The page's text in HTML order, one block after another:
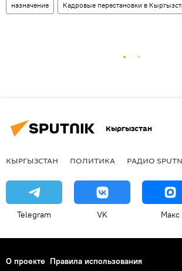
назначение Кадровые перестановки в
Кыргызстан
КЫРГЫЗСТАН ПОЛИТИКА РАДИО
Telegram VK Макс
О проекте Правила использования